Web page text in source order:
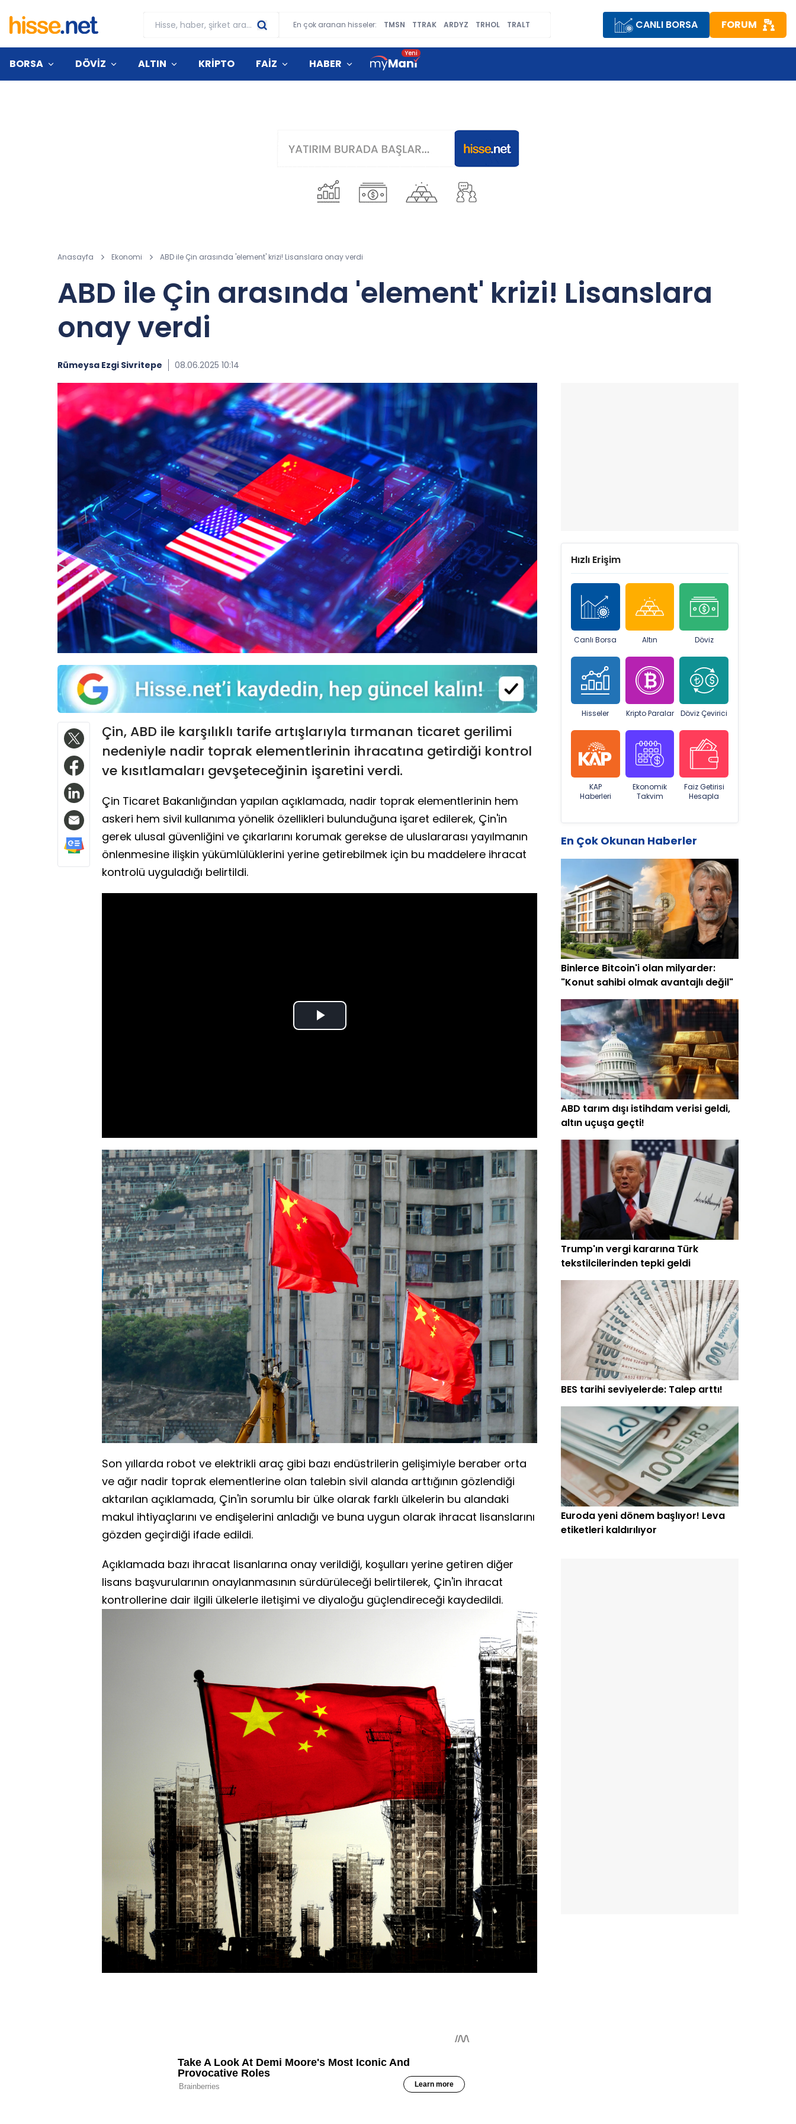
En çok aranan hisseler: TMSN TTRAK ARDYZ TRHOL TRALT CANLI BORSA FORUM
BORSA DÖVİZ ALTIN KRİPTO FAİZ HABER
Anasayfa Ekonomi ABD ile Çin arasında 'element' krizi! Lisanslara onay verdi
ABD ile Çin arasında 'element' krizi! Lisanslara
onay verdi
Rümeysa Ezgi Sivritepe 08.06.2025 10:14
Çin, ABD ile karşılıklı tarife artışlarıyla tırmanan ticaret gerilimi
nedeniyle nadir toprak elementlerinin ihracatına getirdiği kontrol
ve kısıtlamaları gevşeteceğinin işaretini verdi.
Çin Ticaret Bakanlığından yapılan açıklamada, nadir toprak elementlerinin hem
askeri hem sivil kullanıma yönelik özellikleri bulunduğuna işaret edilerek, Çin'in
gerek ulusal güvenliğini ve çıkarlarını korumak gerekse de uluslararası yayılmanın
önlenmesine ilişkin yükümlülüklerini yerine getirebilmek için bu maddelere ihracat
kontrolü uyguladığı belirtildi.
Play
Son yıllarda robot ve elektrikli araç gibi bazı endüstrilerin gelişimiyle beraber orta
ve ağır nadir toprak elementlerine olan talebin sivil alanda arttığının gözlendiği
aktarılan açıklamada, Çin'in sorumlu bir ülke olarak farklı ülkelerin bu alandaki
makul ihtiyaçlarını ve endişelerini anladığı ve buna uygun olarak ihracat lisanslarını
gözden geçirdiği ifade edildi.
Açıklamada bazı ihracat lisanlarına onay verildiği, koşulları yerine getiren diğer
lisans başvurularının onaylanmasının sürdürüleceği belirtilerek, Çin'in ihracat
kontrollerine dair ilgili ülkelerle iletişimi ve diyaloğu güçlendireceği kaydedildi.
Hızlı Erişim
Canlı Borsa Altın Döviz
Hisseler Kripto Paralar Döviz Çevirici
KAP
Haberleri
Ekonomik
Takvim
Faiz Getirisi
Hesapla
En Çok Okunan Haberler
Binlerce Bitcoin'i olan milyarder:
"Konut sahibi olmak avantajlı değil"
ABD tarım dışı istihdam verisi geldi,
altın uçuşa geçti!
Trump'ın vergi kararına Türk
tekstilcilerinden tepki geldi
BES tarihi seviyelerde: Talep arttı!
Euroda yeni dönem başlıyor! Leva
etiketleri kaldırılıyor